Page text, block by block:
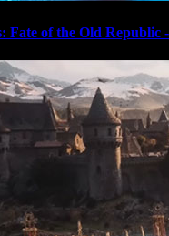
Fate of the Old Republic